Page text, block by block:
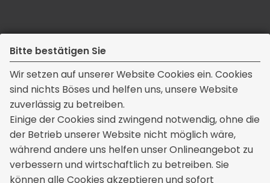
Bitte bestätigen Sie
Wir setzen auf unserer Website Cookies ein. Cookies
sind nichts Böses und helfen uns, unsere Website
zuverlässig zu betreiben.
Einige der Cookies sind zwingend notwendig, ohne die
der Betrieb unserer Website nicht möglich wäre,
während andere uns helfen unser Onlineangebot zu
verbessern und wirtschaftlich zu betreiben. Sie
können alle Cookies akzeptieren und sofort
Kontakt
Thomas Mendau Versicherungsmakler
Dorfstraße 9a
39175 Wahlitz